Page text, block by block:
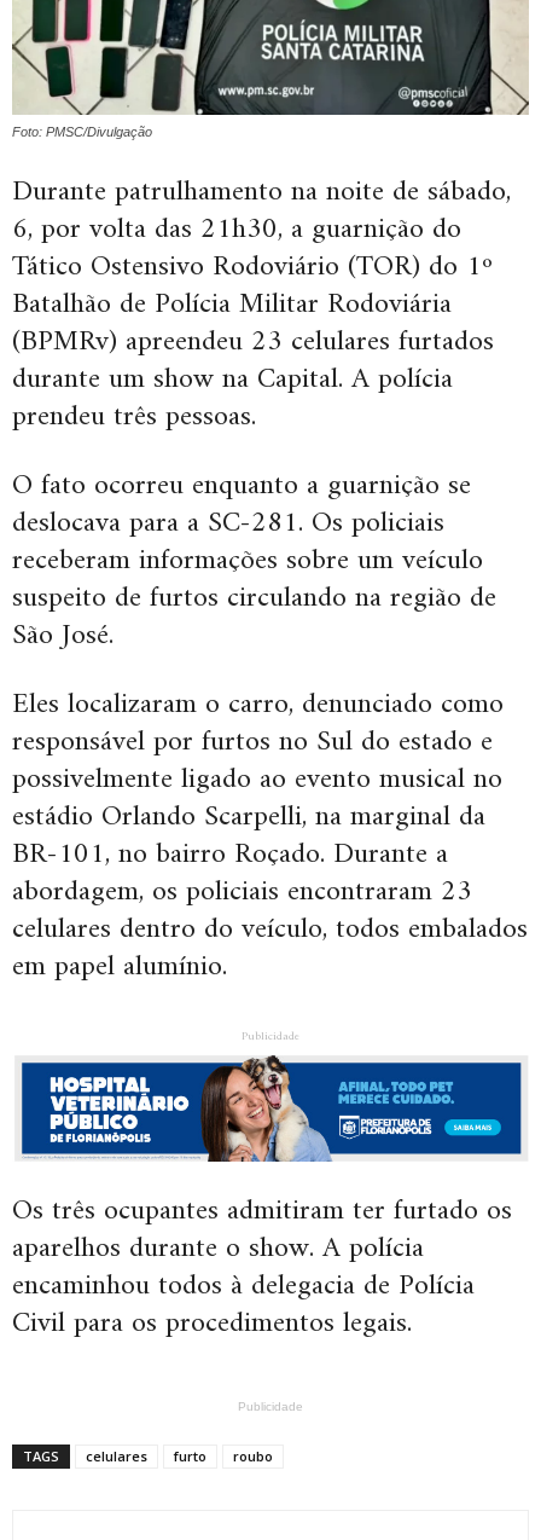
Foto: PMSC/Divulgação
Durante patrulhamento na noite de sábado,
6, por volta das 21h30, a guarnição do
Tático Ostensivo Rodoviário (TOR) do 1º
Batalhão de Polícia Militar Rodoviária
(BPMRv) apreendeu 23 celulares furtados
durante um show na Capital. A polícia
prendeu três pessoas.
O fato ocorreu enquanto a guarnição se
deslocava para a SC-281. Os policiais
receberam informações sobre um veículo
suspeito de furtos circulando na região de
São José.
Eles localizaram o carro, denunciado como
responsável por furtos no Sul do estado e
possivelmente ligado ao evento musical no
estádio Orlando Scarpelli, na marginal da
BR-101, no bairro Roçado. Durante a
abordagem, os policiais encontraram 23
celulares dentro do veículo, todos embalados
em papel alumínio.
Publicidade
Os três ocupantes admitiram ter furtado os
aparelhos durante o show. A polícia
encaminhou todos à delegacia de Polícia
Civil para os procedimentos legais.
Publicidade
TAGS celulares furto roubo